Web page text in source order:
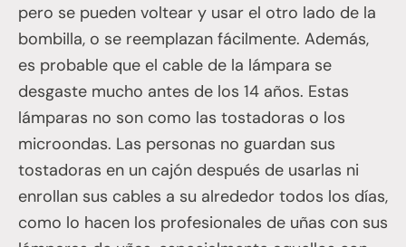
pero se pueden voltear y usar el otro lado de la
bombilla, o se reemplazan fácilmente. Además,
es probable que el cable de la lámpara se
desgaste mucho antes de los 14 años. Estas
lámparas no son como las tostadoras o los
microondas. Las personas no guardan sus
tostadoras en un cajón después de usarlas ni
enrollan sus cables a su alrededor todos los días,
como lo hacen los profesionales de uñas con sus